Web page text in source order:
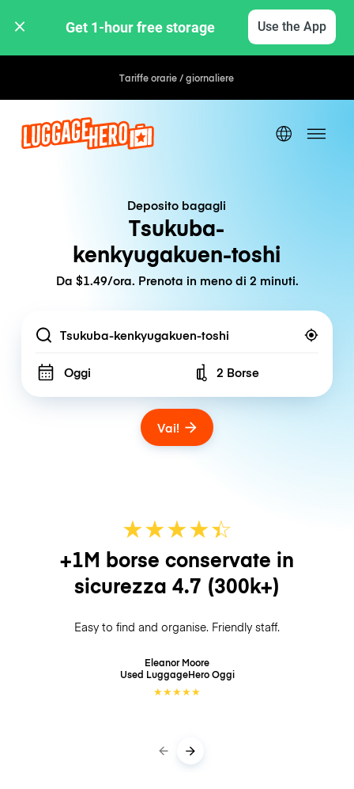
Get 1-hour free storage Use the App
Tariffe orarie / giornaliere
Deposito bagagli
Tsukuba-
kenkyugakuen-toshi
Da $1.49/ora. Prenota in meno di 2 minuti.
Location
Oggi Number of bags
2 Borse
Vai!
★★★★☆
★
+1M borse conservate in
sicurezza 4.7 (300k+)
Easy to find and organise. Friendly staff.
Eleanor Moore
Used LuggageHeroOggi
★★★★★